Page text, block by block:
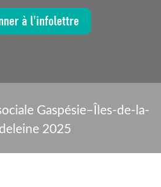
à l'infolettre
Gaspésie–Îles-de-la-
2025